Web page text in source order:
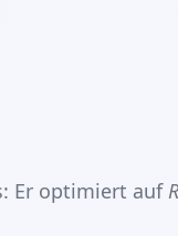
Er optimiert auf